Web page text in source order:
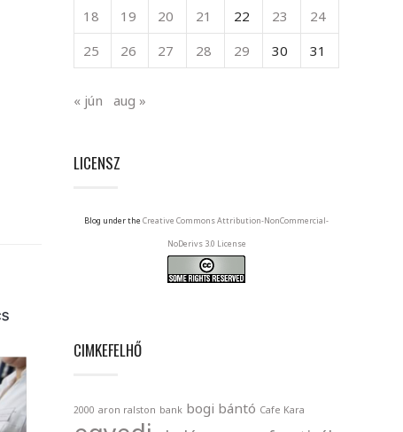
18
19 20 21 22 23
24
25
26 27 28 29 30 31
« jún aug »
LICENSZ
Blog under the Creative Commons Attribution-NonCommercial-
NoDerivs 3.0 License
CIMKEFELHŐ
2000 aron ralston bank bogi bántó Cafe Kara